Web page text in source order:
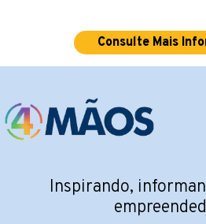
Consulte Mais
Inspirando,